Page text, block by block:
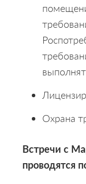
Охрана
Встречи с
проводятся